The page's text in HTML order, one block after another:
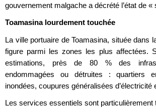
gouvernement malgache a décrété l’état de «
Toamasina lourdement touchée
La ville portuaire de Toamasina, située dans
figure parmi les zones les plus affectées.
estimations, près de 80 % des
endommagées ou détruites : quartiers
inondées, coupures généralisées d’électricité
Les services essentiels sont particulièrement